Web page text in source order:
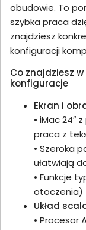
obudowie. To
szybka praca
znajdziesz
konfiguracji
Co znajdziesz
konfiguracje
Ekran i
• iMac 24″
praca z
• Szeroka
ułatwiają
• Funkcje
otoczenia)
Układ
• Procesor